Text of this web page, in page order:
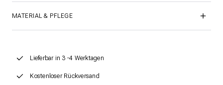
MATERIAL & PFLEGE
Lieferbar in 3 -4 Werktagen
Kostenloser Rückversand